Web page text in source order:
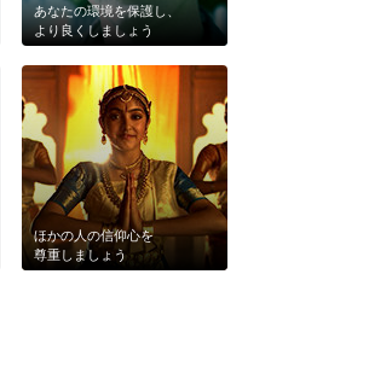
あなたの環境を保護し、
より良くしましょう
ほかの人の信仰心を
尊重しましょう